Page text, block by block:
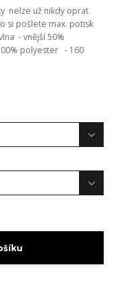
nelze už nikdy oprat
si pošlete max. potisk
- vnější 50%
polyester - 160